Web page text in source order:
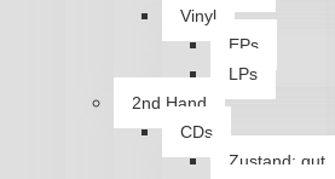
Vinyl
EPs
LPs
2nd Hand
CDs
Zustand: gut